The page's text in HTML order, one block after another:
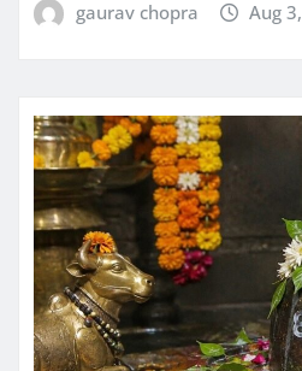
gaurav chopra Aug